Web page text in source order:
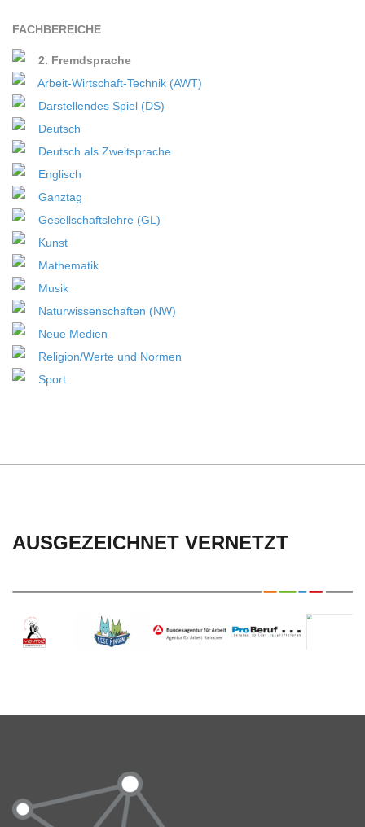
FACH­BE­REI­CHE
2. Fremdsprache
Arbeit-Wirtschaft-Technik (AWT)
Darstellendes Spiel (DS)
Deutsch
Deutsch als Zweitsprache
Englisch
Ganztag
Gesellschaftslehre (GL)
Kunst
Mathematik
Musik
Naturwissenschaften (NW)
Neue Medien
Religion/Werte und Normen
Sport
AUSGEZEICHNET VERNETZT